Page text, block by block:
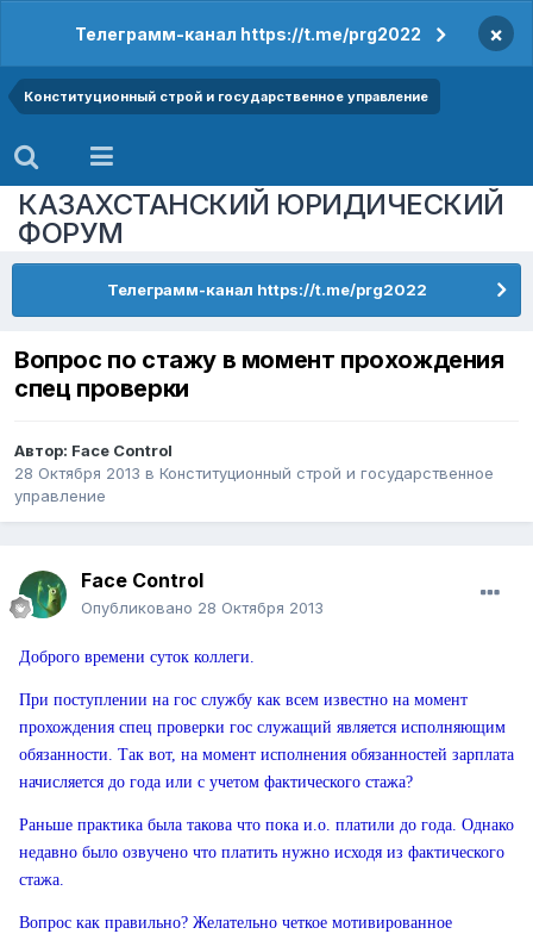
Телеграмм-канал https://t.me/prg2022 ×
Конституционный строй и государственное управление
КАЗАХСТАНСКИЙ ЮРИДИЧЕСКИЙ
ФОРУМ
Телеграмм-канал https://t.me/prg2022
Вопрос по стажу в момент прохождения
спец проверки
Автор: Face Control
28 Октября 2013 в Конституционный строй и государственное
управление
Face Control
Опубликовано 28 Октября 2013
Доброго времени суток коллеги.
При поступлении на гос службу как всем известно на момент
прохождения спец проверки гос служащий является исполняющим
обязанности. Так вот, на момент исполнения обязанностей зарплата
начисляется до года или с учетом фактического стажа?
Раньше практика была такова что пока и.о. платили до года. Однако
недавно было озвучено что платить нужно исходя из фактического
стажа.
Вопрос как правильно? Желательно четкое мотивированное